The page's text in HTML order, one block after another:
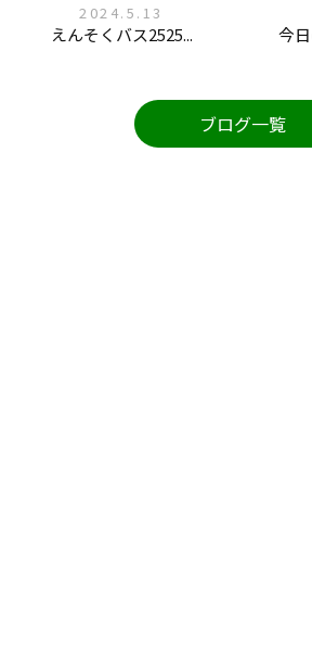
2024.5.13
えんそくバス2525... 今
ブログ一覧